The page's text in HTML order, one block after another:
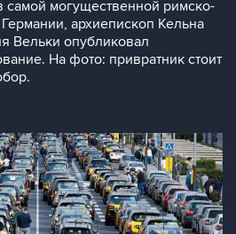
самой могущественной римско-
архиепископ Кельна
Вельки опубликовал
На фото: привратник стоит